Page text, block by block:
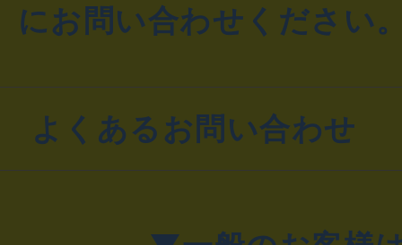
にお問い合わせください
よくあるお問い合わせ